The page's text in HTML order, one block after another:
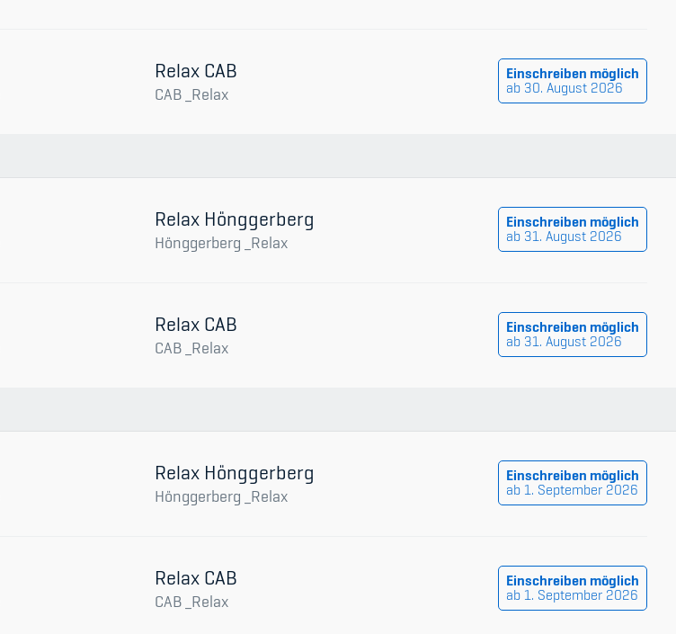
Relax CAB
CAB _Relax
Einschreiben möglich
ab 30. August 2026
Relax Hönggerberg
Hönggerberg _Relax
Einschreiben möglich
ab 31. August 2026
Relax CAB
CAB _Relax
Einschreiben möglich
ab 31. August 2026
Relax Hönggerberg
Hönggerberg _Relax
Einschreiben möglich
ab 1. September 2026
Relax CAB
CAB _Relax
Einschreiben möglich
ab 1. September 2026